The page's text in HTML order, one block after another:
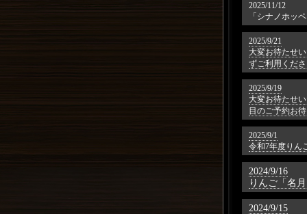
2025/11/12
「シナノホッ
2025/9/21
大変お待たせ
ずご利用くだ
2025/9/19
大変お待たせ
目のご予約お
2025/9/1
令和7年度りん
2024/9/16
りんご「名
2024/9/15